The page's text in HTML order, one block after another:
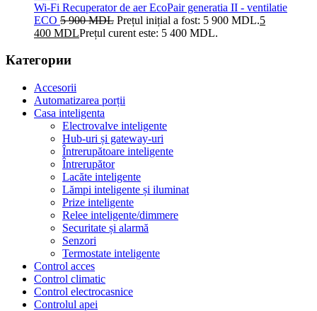
Wi-Fi Recuperator de aer EcoPair generatia II - ventilatie
ECO 5 900MDL Prețul inițial a fost: 5 900 MDL.5
400 MDLPrețul curent este: 5 400 MDL.
Категории
Accesorii
Automatizarea porții
Casa inteligenta
Electrovalve inteligente
Hub-uri și gateway-uri
Întrerupătoare inteligente
Întrerupător
Lacăte inteligente
Lămpi inteligente și iluminat
Prize inteligente
Relee inteligente/dimmere
Securitate și alarmă
Senzori
Termostate inteligente
Control acces
Control climatic
Control electrocasnice
Controlul apei